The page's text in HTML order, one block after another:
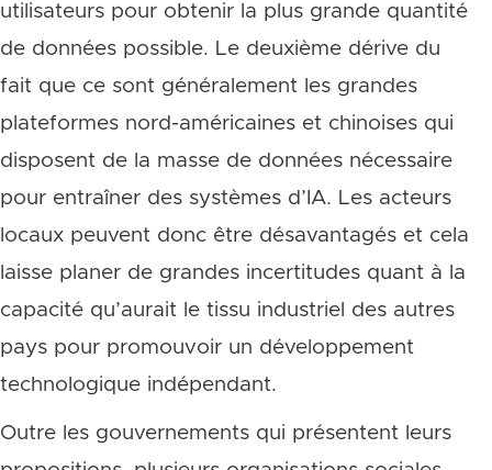
utilisateurs pour obtenir la plus grande quantité
de données possible. Le deuxième dérive du
fait que ce sont généralement les grandes
plateformes nord-américaines et chinoises qui
disposent de la masse de données nécessaire
pour entraîner des systèmes d’IA. Les acteurs
locaux peuvent donc être désavantagés et cela
laisse planer de grandes incertitudes quant à la
capacité qu’aurait le tissu industriel des autres
pays pour promouvoir un développement
technologique indépendant.
Outre les gouvernements qui présentent leurs